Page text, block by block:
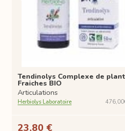
Tendinolys Complexe de
Fraiches BIO
Articulations
Herbiolys Laboratoire
23,80 €